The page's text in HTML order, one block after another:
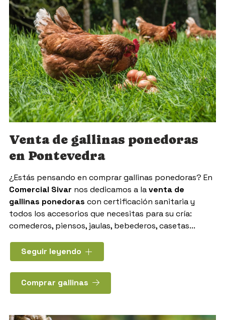
Mascotas
Venta de gallinas ponedoras
en Pontevedra
¿Estás pensando en comprar gallinas ponedoras? En
Comercial Sivarnos dedicamos a la
gallinas ponedoras
con certificación sanitaria y
comederos, piensos, jaulas, bebederos, casetas...
en contactarnos y solicitar lasgallinas ponedoras